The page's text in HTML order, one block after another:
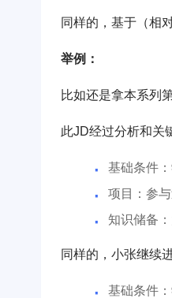
同样的，基于（相
举例：
比如还是拿本系列
此JD经过分析和关
基础条件
项目：参
知识储备
同样的，小张继续
基础条件